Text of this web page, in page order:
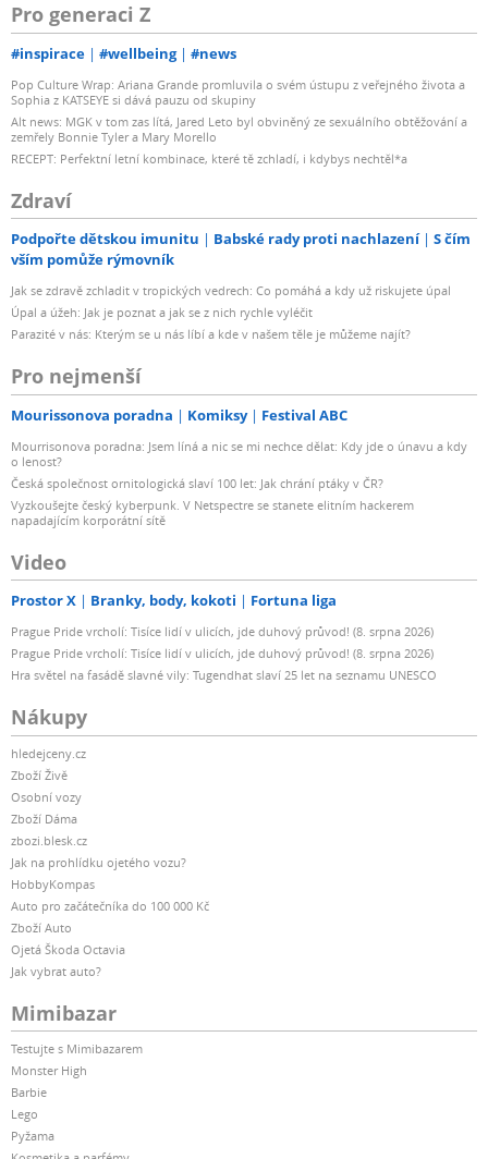
Pro generaci Z
#inspirace #wellbeing #news
Pop Culture Wrap: Ariana Grande promluvila o svém ústupu z veřejného života a
Sophia z KATSEYE si dává pauzu od skupiny
Alt news: MGK v tom zas lítá, Jared Leto byl obviněný ze sexuálního obtěžování a
zemřely Bonnie Tyler a Mary Morello
RECEPT: Perfektní letní kombinace, které tě zchladí, i kdybys nechtěl*a
Zdraví
Podpořte dětskou imunitu Babské rady proti nachlazení
S čím
vším pomůže rýmovník
Jak se zdravě zchladit v tropických vedrech: Co pomáhá a kdy už riskujete úpal
Úpal a úžeh: Jak je poznat a jak se z nich rychle vyléčit
Parazité v nás: Kterým se u nás líbí a kde v našem těle je můžeme najít?
Pro nejmenší
Mourissonova poradna Komiksy Festival ABC
Mourrisonova poradna: Jsem líná a nic se mi nechce dělat: Kdy jde o únavu a kdy
o lenost?
Česká společnost ornitologická slaví 100 let: Jak chrání ptáky v ČR?
Vyzkoušejte český kyberpunk. V Netspectre se stanete elitním hackerem
napadajícím korporátní sítě
Video
Prostor X Branky, body, kokoti Fortuna liga
Prague Pride vrcholí: Tisíce lidí v ulicích, jde duhový průvod! (8. srpna 2026)
Prague Pride vrcholí: Tisíce lidí v ulicích, jde duhový průvod! (8. srpna 2026)
Hra světel na fasádě slavné vily: Tugendhat slaví 25 let na seznamu UNESCO
Nákupy
hledejceny.cz
Zboží Živě
Osobní vozy
Zboží Dáma
zbozi.blesk.cz
Jak na prohlídku ojetého vozu?
HobbyKompas
Auto pro začátečníka do 100 000 Kč
Zboží Auto
Ojetá Škoda Octavia
Jak vybrat auto?
Mimibazar
Testujte s Mimibazarem
Monster High
Barbie
Lego
Pyžama